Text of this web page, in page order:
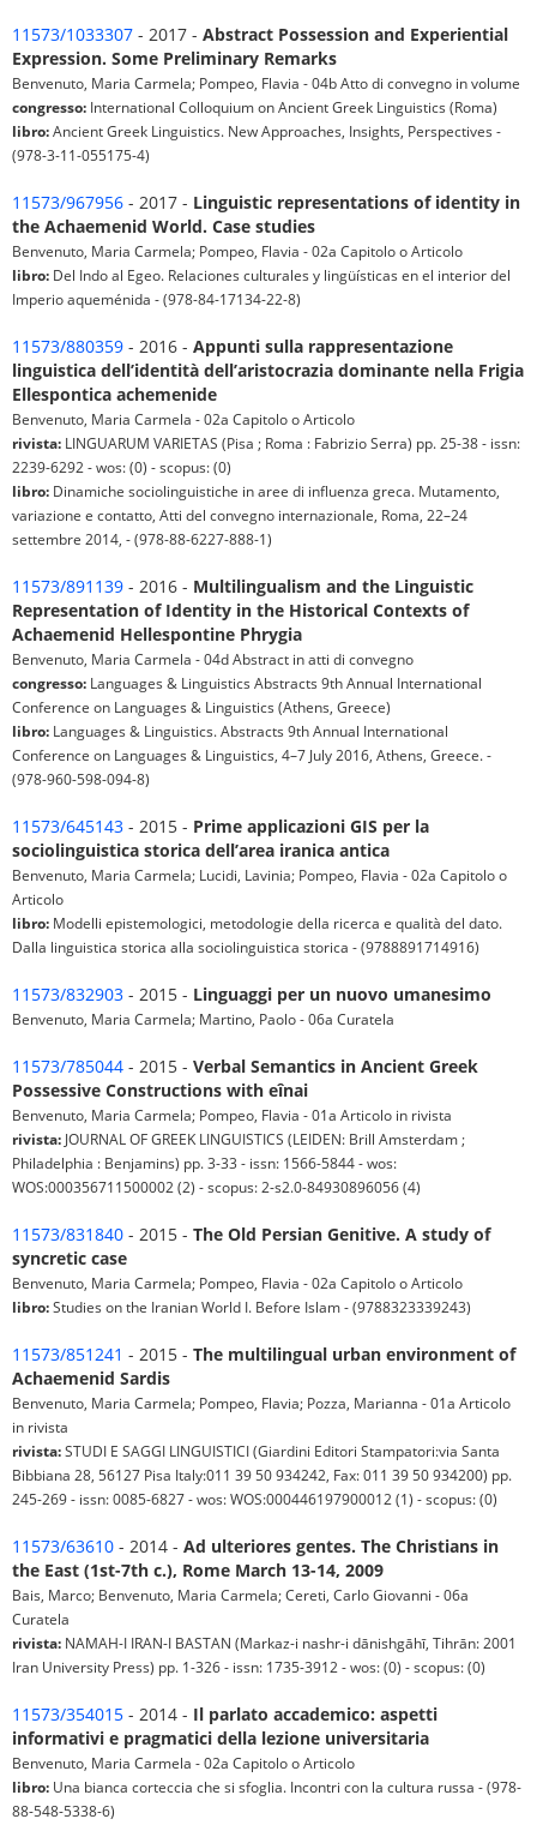
11573/1033307 - 2017 - Abstract Possession and Experiential
Expression. Some Preliminary Remarks
Benvenuto, Maria Carmela; Pompeo, Flavia - 04b Atto di convegno in volume
congresso: International Colloquium on Ancient Greek Linguistics (Roma)
libro:Ancient Greek Linguistics. New Approaches, Insights, Perspectives -
(978-3-11-055175-4)
11573/967956 - 2017 - Linguistic representations of identity in
the Achaemenid World. Case studies
Benvenuto, Maria Carmela; Pompeo, Flavia - 02a Capitolo o Articolo
libro: Del Indo al Egeo. Relaciones culturales y lingüísticas en el interior del
Imperio aqueménida - (978-84-17134-22-8)
11573/880359 - 2016 - Appunti sulla rappresentazione
linguistica dell’identità dell’aristocrazia dominante nella Frigia
Ellespontica achemenide
Benvenuto, Maria Carmela - 02a Capitolo o Articolo
rivista: LINGUARUM VARIETAS (Pisa ; Roma : Fabrizio Serra) pp. 25-38 - issn:
2239-6292 - wos: (0) - scopus: (0)
libro: Dinamiche sociolinguistiche in aree di influenza greca. Mutamento,
variazione e contatto, Atti del convegno internazionale, Roma, 22–24
settembre 2014, - (978-88-6227-888-1)
11573/891139 - 2016 - Multilingualism and the Linguistic
Representation of Identity in the Historical Contexts of
Achaemenid Hellespontine Phrygia
Benvenuto, Maria Carmela - 04d Abstract in atti di convegno
congresso: Languages & Linguistics Abstracts 9th Annual International
Conference on Languages & Linguistics (Athens, Greece)
libro: Languages & Linguistics. Abstracts 9th Annual International
Conference on Languages & Linguistics, 4–7 July 2016, Athens, Greece. -
(978-960-598-094-8)
11573/645143 - 2015 - Prime applicazioni GIS per la
sociolinguistica storica dell’area iranica antica
Benvenuto, Maria Carmela; Lucidi, Lavinia; Pompeo, Flavia - 02a Capitolo o
Articolo
libro: Modelli epistemologici, metodologie della ricerca e qualità del dato.
Dalla linguistica storica alla sociolinguistica storica - (9788891714916)
11573/832903 - 2015 - Linguaggi per un nuovo umanesimo
Benvenuto, Maria Carmela; Martino, Paolo - 06a Curatela
11573/785044 - 2015 - Verbal Semantics in Ancient Greek
Possessive Constructions with eînai
Benvenuto, Maria Carmela; Pompeo, Flavia - 01a Articolo in rivista
rivista: JOURNAL OF GREEK LINGUISTICS (LEIDEN: Brill Amsterdam ;
Philadelphia : Benjamins) pp. 3-33 - issn: 1566-5844 - wos:
WOS:000356711500002 (2) - scopus: 2-s2.0-84930896056 (4)
11573/831840 - 2015 - The Old Persian Genitive. A study of
syncretic case
Benvenuto, Maria Carmela; Pompeo, Flavia - 02a Capitolo o Articolo
libro:Studies on the Iranian World I. Before Islam - (9788323339243)
11573/851241 - 2015 - The multilingual urban environment of
Achaemenid Sardis
Benvenuto, Maria Carmela; Pompeo, Flavia; Pozza, Marianna - 01a Articolo
in rivista
rivista:STUDI E SAGGI LINGUISTICI (Giardini Editori Stampatori:via Santa
Bibbiana 28, 56127 Pisa Italy:011 39 50 934242, Fax: 011 39 50 934200) pp.
245-269 - issn: 0085-6827 - wos: WOS:000446197900012 (1) - scopus: (0)
11573/63610 - 2014 - Ad ulteriores gentes. The Christians in
the East (1st-7th c.), Rome March 13-14, 2009
Bais, Marco; Benvenuto, Maria Carmela; Cereti, Carlo Giovanni - 06a
Curatela
rivista: NAMAH-I IRAN-I BASTAN (Markaz-i nashr-i dānishgāhī, Tihrān: 2001
Iran University Press) pp. 1-326 - issn: 1735-3912 - wos: (0) - scopus: (0)
11573/354015 - 2014 - Il parlato accademico: aspetti
informativi e pragmatici della lezione universitaria
Benvenuto, Maria Carmela - 02a Capitolo o Articolo
libro: Una bianca corteccia che si sfoglia. Incontri con la cultura russa - (978-
88-548-5338-6)